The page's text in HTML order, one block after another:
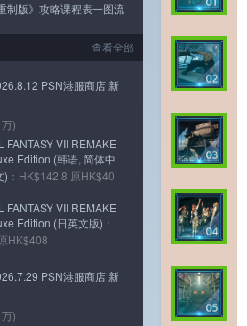
制版》攻略课程表一图流
查看全部
PSN港服商店 新
)
FANTASY VII REMAKE
Edition (韩语, 简体中
) ：HK$142.8 原HK$40
FANTASY VII REMAKE
Edition (日英文版) ：
HK$408
PSN港服商店 新
)